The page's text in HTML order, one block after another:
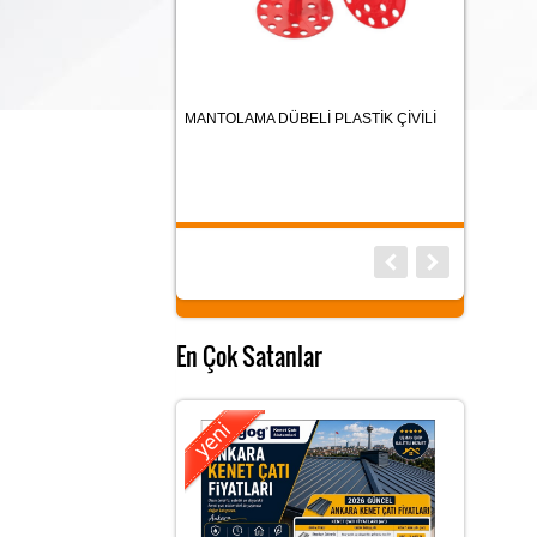
MANTOLAMA DÜBELİ PLASTİK ÇİVİLİ
En Çok Satanlar